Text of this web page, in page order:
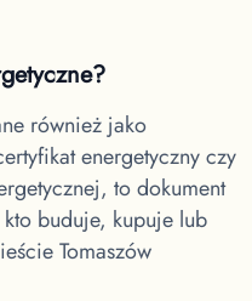
również jako
energetyczny czy
to dokument
buduje, kupuje lub
Tomaszów